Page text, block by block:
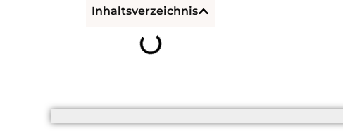
Inhaltsverzeichnis